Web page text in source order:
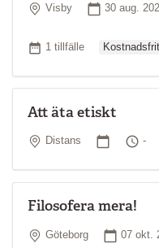
Plats
Visby Startdatum
30 aug.
Antal tillfällen
1 tillfälle
Att äta etiskt
Plats
Distans Startdatum
Tid
-
Filosofera mera!
Plats
Göteborg 07 okt.